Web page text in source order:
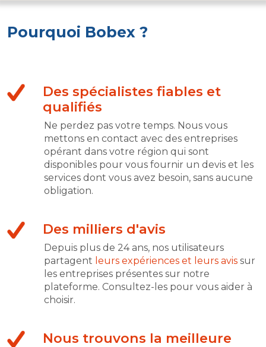
Pourquoi Bobex ?
Des spécialistes fiables et
qualifiés
Ne perdez pas votre temps. Nous vous
mettons en contact avec des entreprises
opérant dans votre région qui sont
disponibles pour vous fournir un devis et les
services dont vous avez besoin, sans aucune
obligation.
Des milliers d'avis
Depuis plus de 24 ans, nos utilisateurs
partagent leurs expériences et leurs avis sur
les entreprises présentes sur notre
plateforme. Consultez-les pour vous aider à
choisir.
Nous trouvons la meilleure